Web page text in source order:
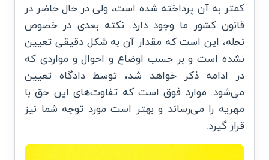
کمتر به آن پرداخته شده است، ولی در حال حاضر در
قانون کشور ما وجود دارد. نکته بعدی در خصوص
نحله، این است که مقدار آن به شکل دقیقی تعیین
نشده است و بر حسب اوضاع و احوال و مواردی که
در ادامه ذکر خواهد شد، توسط دادگاه تعیین
می‌شود. موارد فوق است که تفاوت‌های این حق با
مهریه را می‌رساند و بهتر است مورد توجه شما نیز
قرار گیرد.